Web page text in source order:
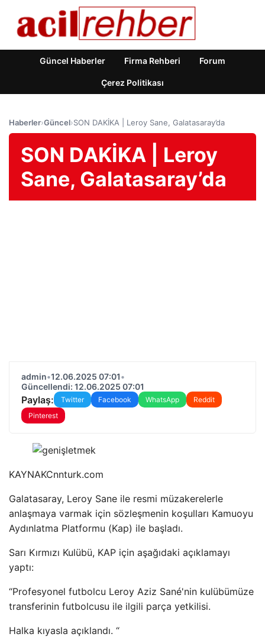
Güncel Haberler Firma Rehberi Forum
Çerez Politikası
Haberler›Güncel›SON DAKİKA | Leroy Sane, Galatasaray’da
SON DAKİKA | Leroy
Sane, Galatasaray’da
admin•12.06.2025 07:01•
Güncellendi: 12.06.2025 07:01
Paylaş: Twitter Facebook WhatsApp
Reddit
Pinterest
KAYNAKCnnturk.com
Galatasaray, Leroy Sane ile resmi müzakerelerle
anlaşmaya varmak için sözleşmenin koşulları Kamuoyu
Aydınlatma Platformu (Kap) ile başladı.
Sarı Kırmızı Kulübü, KAP için aşağıdaki açıklamayı
yaptı:
“Profesyonel futbolcu Leroy Aziz Sané'nin kulübümüze
transferinin futbolcusu ile ilgili parça yetkilisi.
Halka kıyasla açıklandı. “